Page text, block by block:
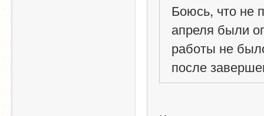
Боюсь, что не
апреля были
работы не
после